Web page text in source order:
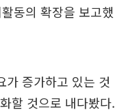
동의 확장을 보고했
가 증가하고 있는 것
할 것으로 내다봤다.